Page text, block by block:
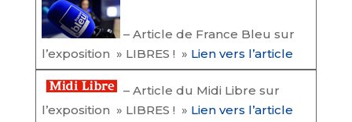
– Article de France Bleu sur
l’exposition » LIBRES ! » Lienvers l’article
– Article du Midi Libre sur
l’exposition » LIBRES ! » Lien vers l’article